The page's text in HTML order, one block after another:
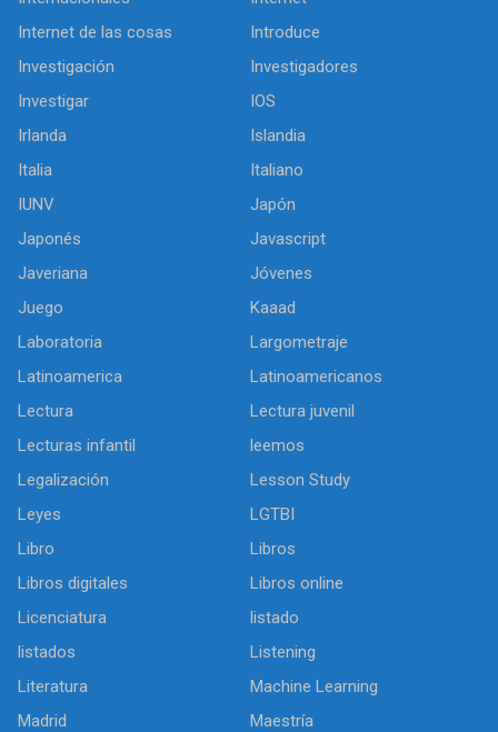
Internet de las cosas
Introduce
Investigación
Investigadores
Investigar
IOS
Irlanda
Islandia
Italia
Italiano
IUNV
Japón
Japonés
Javascript
Javeriana
Jóvenes
Juego
Kaaad
Laboratoria
Largometraje
Latinoamerica
Latinoamericanos
Lectura
Lectura juvenil
Lecturas infantil
leemos
Legalización
Lesson Study
Leyes
LGTBI
Libro
Libros
Libros digitales
Libros online
Licenciatura
listado
listados
Listening
Literatura
Machine Learning
Madrid
Maestría